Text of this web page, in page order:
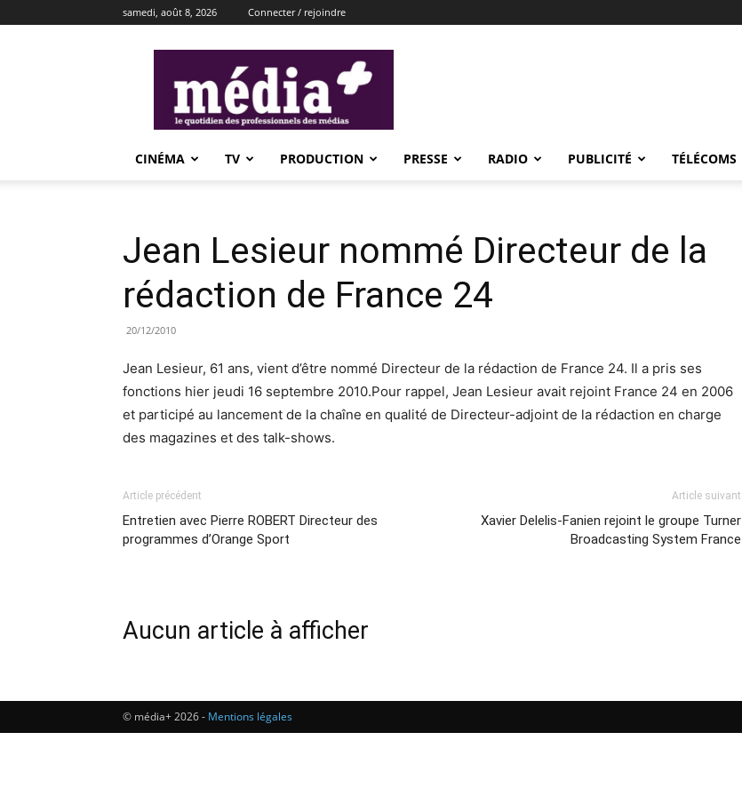
samedi, août 8, 2026 Connecter / rejoindre
CINÉMA TV PRODUCTION PRESSE RADIO PUBLICITÉ TÉLÉCOMS
Jean Lesieur nommé Directeur de la
rédaction de France 24
20/12/2010
Jean Lesieur, 61 ans, vient d’être nommé Directeur de la rédaction de France 24. Il a pris ses
fonctions hier jeudi 16 septembre 2010.Pour rappel, Jean Lesieur avait rejoint France 24 en 2006
et participé au lancement de la chaîne en qualité de Directeur-adjoint de la rédaction en charge
des magazines et des talk-shows.
Article précédent
Entretien avec Pierre ROBERT Directeur des
programmes d’Orange Sport
Article suivant
Xavier Delelis-Fanien rejoint le groupe Turner
Broadcasting System France
Aucun article à afficher
© média+ 2026 - Mentions légales